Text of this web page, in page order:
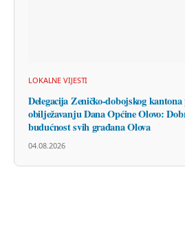
LOKALNE VIJESTI
Delegacija Zeničko-dobojskog
obilježavanju Dana Općine Olovo:
budućnost svih građana Olova
04.08.2026